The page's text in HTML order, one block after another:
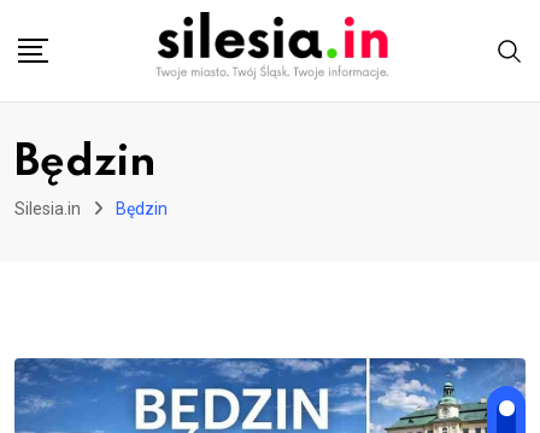
Będzin
Silesia.in Będzin